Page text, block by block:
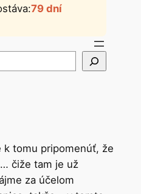
79 dní
k tomu pripomenúť, že
čiže tam je už
za účelom